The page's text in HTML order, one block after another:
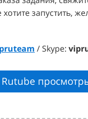
хотите запустить,
/ Skype:
Rutube